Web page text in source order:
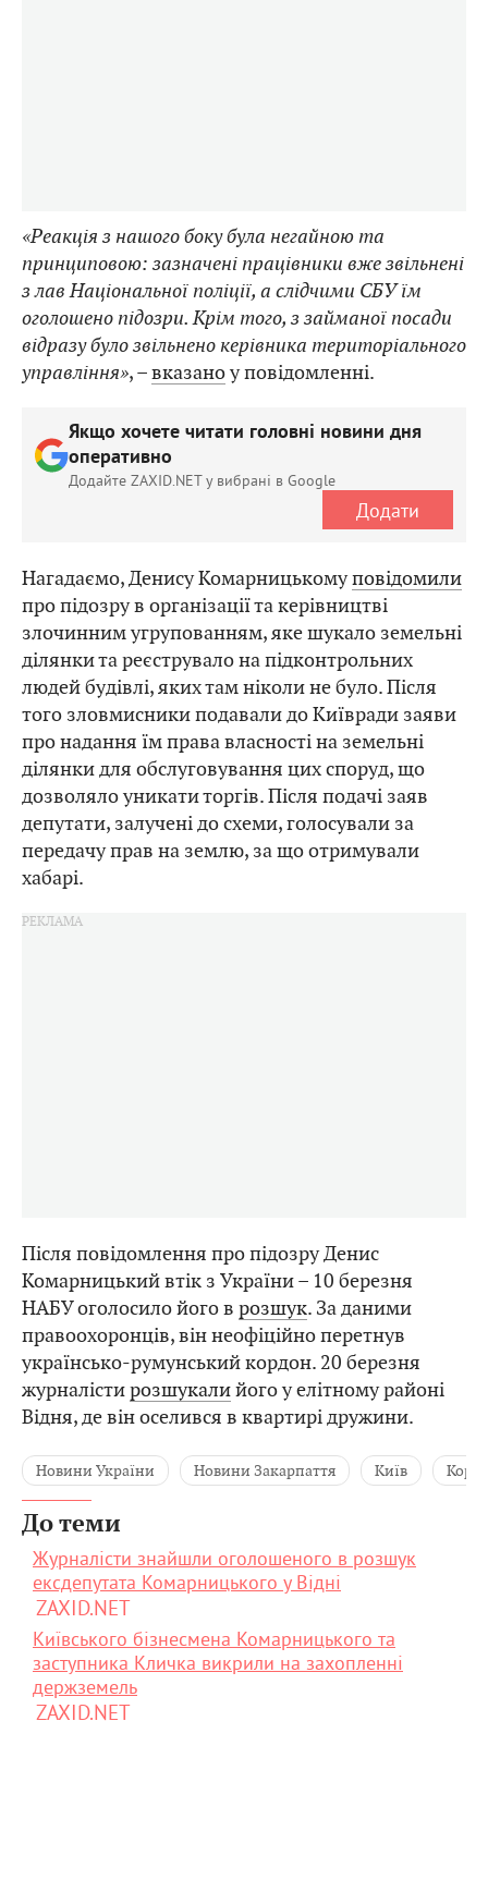
«Реакція з нашого боку була негайною та
принциповою: зазначені працівники вже звільнені
з лав Національної поліції, а слідчими СБУ їм
оголошено підозри. Крім того, з займаної посади
відразу було звільнено керівника територіального
управління», –вказаноу повідомленні.
Якщо хочете читати головні новини дня
оперативно
Додайте ZAXID.NET у вибрані в Google
Додати
Нагадаємо, Денису Комарницькомуповідомили
про підозру в організації та керівництві
злочинним угрупованням, яке шукало земельні
ділянки та реєструвало на підконтрольних
людей будівлі, яких там ніколи не було. Після
того зловмисники подавали до Київради заяви
про надання їм права власності на земельні
ділянки для обслуговування цих споруд, що
дозволяло уникати торгів. Після подачі заяв
депутати, залучені до схеми, голосували за
передачу прав на землю, за що отримували
хабарі.
Після повідомлення про підозру Денис
Комарницький втік з України – 10 березня
НАБУ оголосило його в розшук. За даними
правоохоронців, він неофіційно перетнув
українсько-румунський кордон. 20 березня
журналістирозшукалийого у елітному районі
Відня, де він оселився в квартирі дружини.
Новини України Новини Закарпаття Київ
До теми
Журналісти знайшли оголошеного в розшук
ексдепутата Комарницького у Відні
ZAXID.NET
Київського бізнесмена Комарницького та
заступника Кличка викрили на захопленні
держземель
ZAXID.NET